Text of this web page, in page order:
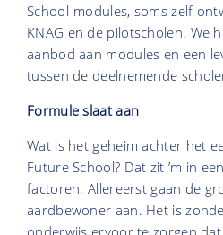
School-modules, soms zelf
KNAG en de pilotscholen. We
aanbod aan modules en een
tussen de deelnemende
Formule slaat aan
Wat is het geheim achter het
Future School? Dat zit ’m in
factoren. Allereerst gaan de
aardbewoner aan. Het is